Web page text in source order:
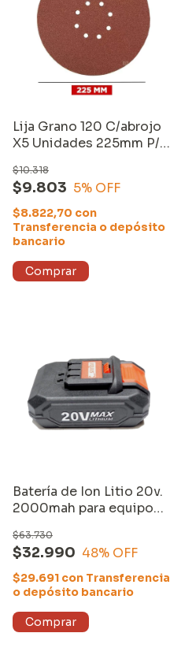
Lija Grano 120 C/abrojo
X5 Unidades 225mm P/
$9.803
$10.318
5% OFF
$8.822,70 con
Transferencia o depósito
bancario
Batería de Ion Litio 20v.
2000mah para equipos
$32.990
$63.730
48% OFF
$29.691 con Transferencia
o depósito bancario